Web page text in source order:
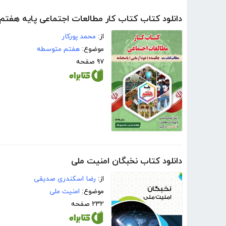
دانلود کتاب کتاب کار مطالعات اجتماعی پایه هفتم
از: محمد پورکار
موضوع: هفتم متوسطه
۹۷ صفحه
دانلود کتاب نخبگان امنیت ملی
از: رضا اسکندری صدیقی
موضوع: امنیت ملی
۲۳۲ صفحه